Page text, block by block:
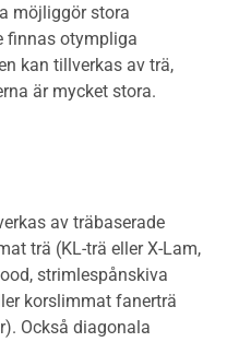
möjliggör stora
finnas otympliga
kan tillverkas av trä,
är mycket stora.
av träbaserade
trä (KL-trä eller X-Lam,
strimlespånskiva
korslimmat fanerträ
Också diagonala